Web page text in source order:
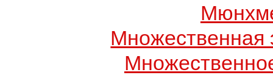
Множественная